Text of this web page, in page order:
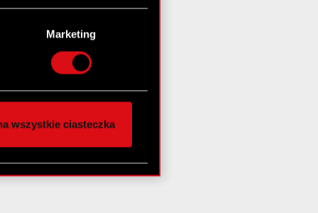
(fingerprinting,
preferencje w
chwili.
i
innymi danymi
z naszej witryny,
Marketing
wszystkie ciasteczka